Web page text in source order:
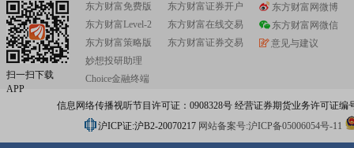
扫一扫下载
APP
东方财富免费版
东方财富Level-2
东方财富策略版
妙想投研助理
Choice金融终端
东方财富证券开户
东方财富在线交易
东方财富证券交易
东方财富网微博
东方财富网微信
意见与建议
信息网络传播视听节目许可证：0908328号 经营证券期货业务许可证编
沪ICP证:沪B2-20070217 网站备案号:沪ICP备05006054号-11